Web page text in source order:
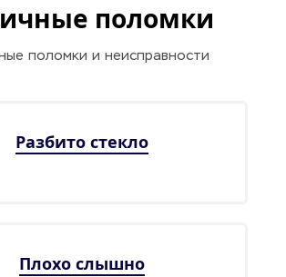
поломки
поломки и неисправности
Разбито стекло
Плохо слышно